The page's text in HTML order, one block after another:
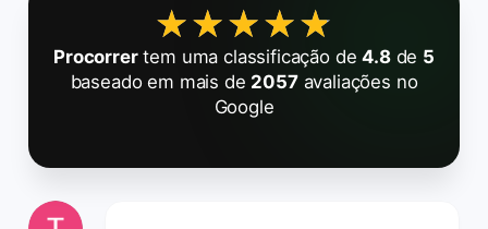
★★★★★
★★★★★
Procorrertem uma classificação de4.8de 5
baseado em mais de 2057avaliações no
Google